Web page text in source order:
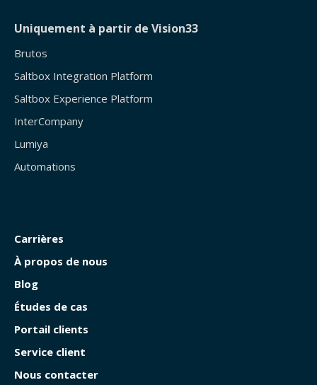
Uniquement à partir de Vision33
Brutos
Saltbox Integration Platform
Saltbox Experience Platform
InterCompany
Lumiya
Automations
Carrières
À propos de nous
Blog
Études de cas
Portail clients
Service client
Nous contacter